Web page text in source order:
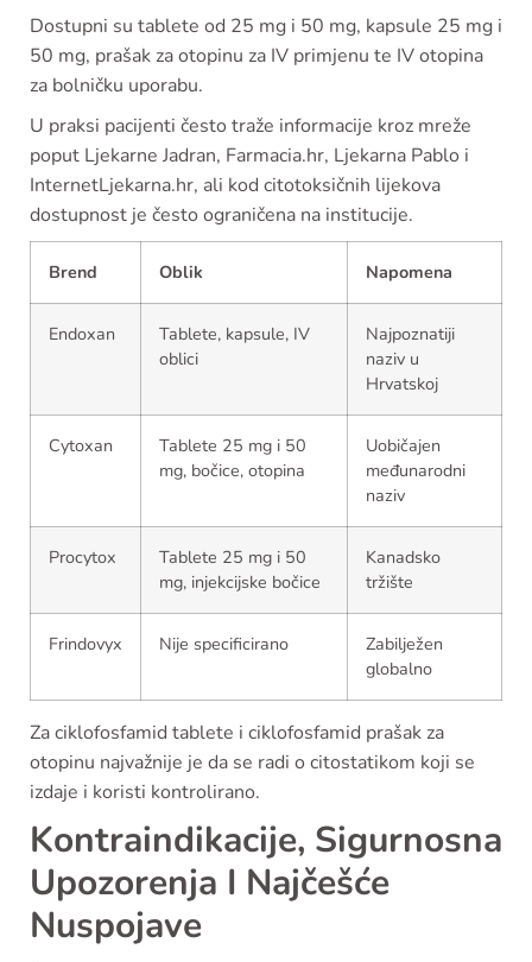
Dostupni su tablete od 25 mg i 50 mg, kapsule 25 mg i
50 mg, prašak za otopinu za IV primjenu te IV otopina
za bolničku uporabu.
U praksi pacijenti često traže informacije kroz mreže
poput Ljekarne Jadran, Farmacia.hr, Ljekarna Pablo i
InternetLjekarna.hr, ali kod citotoksičnih lijekova
dostupnost je često ograničena na institucije.
Brend Oblik Napomena
Endoxan
Tablete, kapsule, IV
oblici
Najpoznatiji
naziv u
Hrvatskoj
Cytoxan
Tablete 25 mg i 50
mg, bočice, otopina
Uobičajen
međunarodni
naziv
Procytox
Tablete 25 mg i 50
mg, injekcijske bočice
Kanadsko
tržište
Frindovyx Nije specificirano
Zabilježen
globalno
Za ciklofosfamid tablete i ciklofosfamid prašak za
otopinu najvažnije je da se radi o citostatikom koji se
izdaje i koristi kontrolirano.
Kontraindikacije, Sigurnosna
Upozorenja I Najčešće
Nuspojave